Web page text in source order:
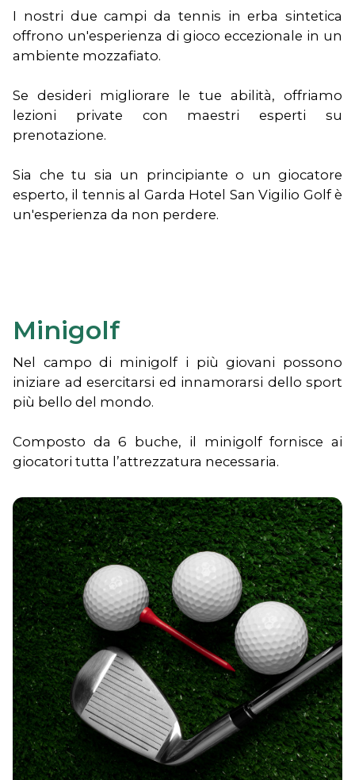
I nostri due campi da tennis in erba sintetica
offrono un'esperienza di gioco eccezionale in un
ambiente mozzafiato.
Se desideri migliorare le tue abilità, offriamo
lezioni private con maestri esperti su
prenotazione.
Sia che tu sia un principiante o un giocatore
esperto, il tennis al Garda Hotel San Vigilio Golf è
un'esperienza da non perdere.
Minigolf
Nel campo di minigolf i più giovani possono
iniziare ad esercitarsi ed innamorarsi dello sport
più bello del mondo.
Composto da 6 buche, il minigolf fornisce ai
giocatori tutta l’attrezzatura necessaria.